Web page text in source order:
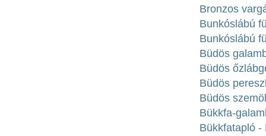
Bronzos
Bunkóslábú
Bunkóslábú
Büdös
Büdös
Büdös
Büdös
Bükkfa-
Bükkfatapló -